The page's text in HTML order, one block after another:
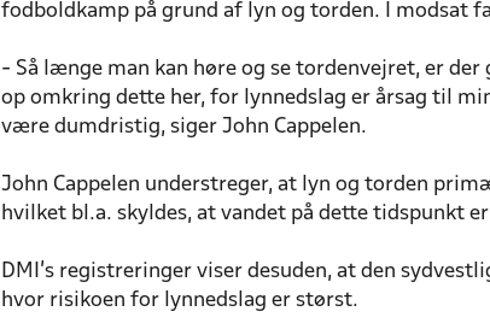
fodboldkamp på grund af lyn og torden. I modsat
- Så længe man kan høre og se tordenvejret, er
op omkring dette her, for lynnedslag er årsag til
være dumdristig, siger John Cappelen.
John Cappelen understreger, at lyn og torden
hvilket bl.a. skyldes, at vandet på dette tidspunkt
DMI’s registreringer viser desuden, at den
hvor risikoen for lynnedslag er størst.